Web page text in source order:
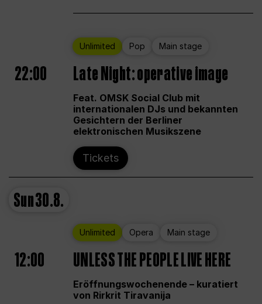
Unlimited Pop Main stage
22:00 Late Night: operative image
Feat. OMSK Social Club mit
internationalen DJs und bekannten
Gesichtern der Berliner
elektronischen Musikszene
Tickets
Sun30.8.
Unlimited Opera Main stage
12:00 UNLESS THE PEOPLE LIVE HERE
Eröffnungswochenende – kuratiert
von Rirkrit Tiravanija